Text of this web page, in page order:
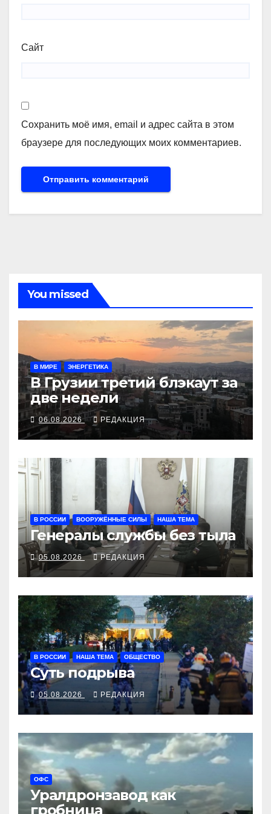
Сайт
Сохранить моё имя, email и адрес сайта в этом
браузере для последующих моих комментариев.
You missed
В МИРЕ ЭНЕРГЕТИКА
В Грузии третий блэкаут за
две недели
06.08.2026 РЕДАКЦИЯ
В РОССИИ ВООРУЖЁННЫЕ СИЛЫ НАША ТЕМА
Генералы службы без тыла
05.08.2026 РЕДАКЦИЯ
В РОССИИ НАША ТЕМА ОБЩЕСТВО
Суть подрыва
05.08.2026 РЕДАКЦИЯ
ОФС
Уралдронзавод как
гробница